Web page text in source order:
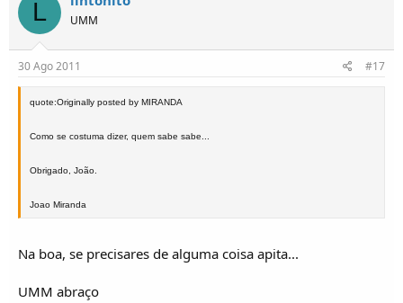
L UMM
30 Ago 2011 #17
quote:Originally posted by MIRANDA
Como se costuma dizer, quem sabe sabe...
Obrigado, João.
Joao Miranda
Na boa, se precisares de alguma coisa apita...
UMM abraço